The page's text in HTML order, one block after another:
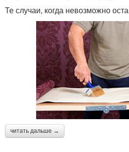
Те случаи, когда невозможно
читать дальше →